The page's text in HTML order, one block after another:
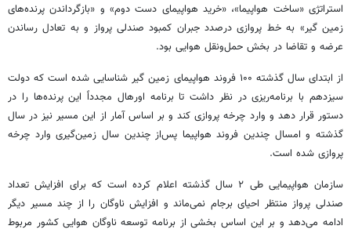
استراتژی «ساخت هواپیما»، «خرید هواپیمای دست دوم» و «بازگرداندن پرنده‌های
زمین گیر» به خط پروازی درصدد جبران کمبود صندلی پرواز و به تعادل رساندن
عرضه و تقاضا در بخش حمل‌ونقل هوایی بود.
از ابتدای سال گذشته ۱۰۰ فروند هواپیمای زمین گیر شناسایی شده است که دولت
سیزدهم با برنامه‌ریزی در نظر داشت تا برنامه اورهال مجدداً این پرنده‌ها را در
دستور قرار دهد و وارد چرخه پروازی کند و بر اساس آمار از این مسیر نیز در سال
گذشته و امسال چندین فروند هواپیما پس‌از چندین سال زمین‌گیری وارد چرخه
پروازی شده است.
سازمان هواپیمایی طی ۲ سال گذشته اعلام کرده است که برای افزایش تعداد
صندلی پرواز منتظر احیای برجام نمی‌ماند و افزایش ناوگان را از چند مسیر دیگر
ادامه می‌دهد و بر این اساس بخشی از برنامه توسعه ناوگان هوایی کشور مربوط